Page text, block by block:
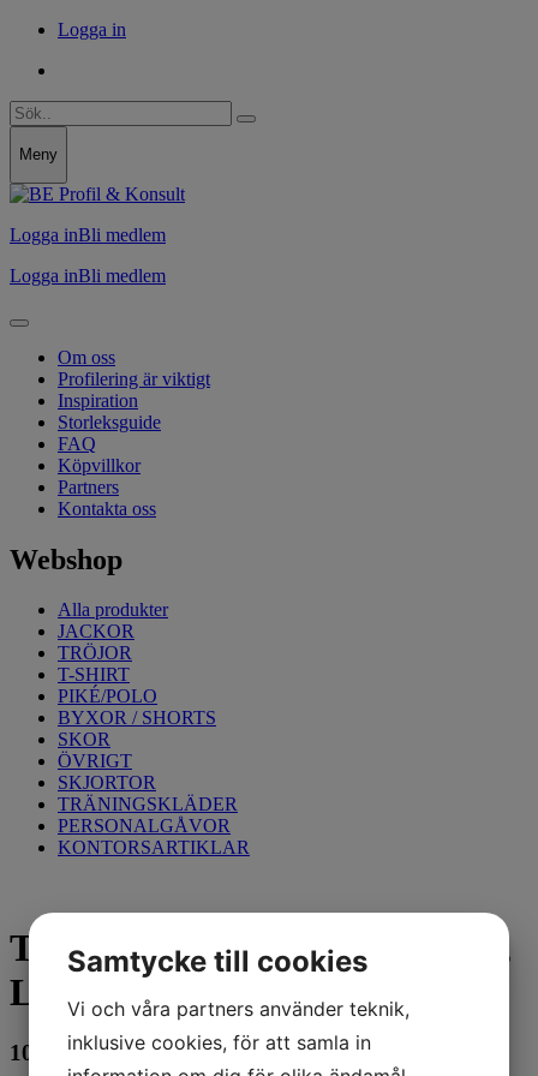
Logga in
Meny
Logga inBli medlem
Logga inBli medlem
Om oss
Profilering är viktigt
Inspiration
Storleksguide
FAQ
Köpvillkor
Partners
Kontakta oss
Webshop
Alla produkter
JACKOR
TRÖJOR
T-SHIRT
PIKÉ/POLO
BYXOR / SHORTS
SKOR
ÖVRIGT
SKJORTOR
TRÄNINGSKLÄDER
PERSONALGÅVOR
KONTORSARTIKLAR
Turin Premium T-Shirt, Svart,
L
100 kr
Samtycke till cookies
Vi och våra partners använder teknik,
inklusive cookies, för att samla in